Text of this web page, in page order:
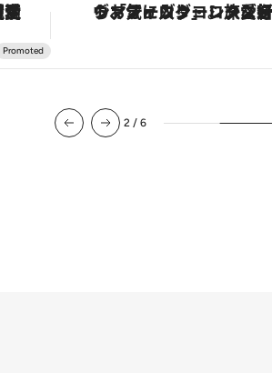
実現させたナイジェリアの自然環境の復活
2 / 6